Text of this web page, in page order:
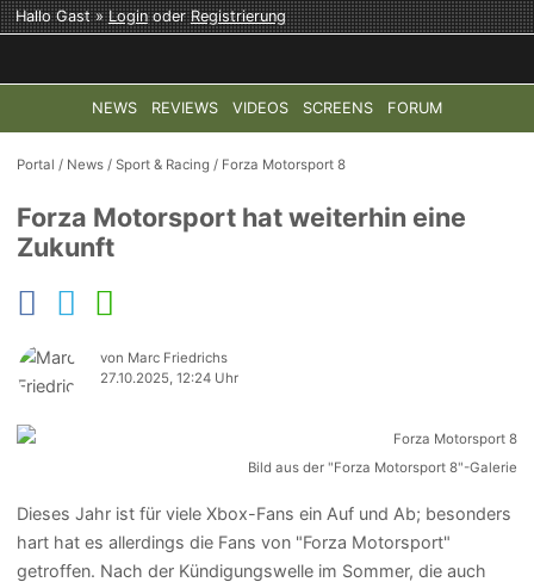
Hallo Gast »LoginoderRegistrierung
NEWS REVIEWS VIDEOS SCREENS FORUM
TOP-THEMEN: COD: MODERN WARFARE 4 HALO:
Portal / News /Sport & Racing / Forza Motorsport 8
Forza Motorsport hat weiterhin eine
Zukunft
von Marc Friedrichs
27.10.2025, 12:24 Uhr
Bild aus der "Forza Motorsport 8"-Galerie
Dieses Jahr ist für viele Xbox-Fans ein Auf und Ab; besonders
hart hat es allerdings die Fans von "Forza Motorsport"
getroffen. Nach der Kündigungswelle im Sommer, die auch